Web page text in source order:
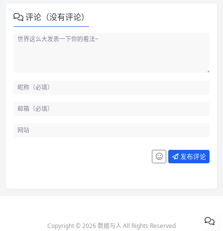
评论（没有评论）
发布评论
Copyright © 2026 数据与人 All Rights Reserved